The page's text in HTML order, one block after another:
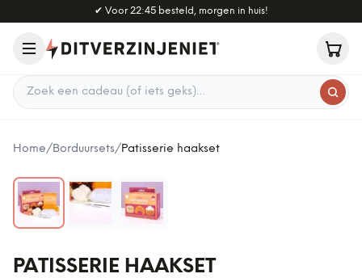
Naar hoofdinhoud
✔ Voor 22:45 besteld, morgen in huis!
Zoek een cadeau
Home/Borduursets/Patisserie haakset
PATISSERIE HAAKSET